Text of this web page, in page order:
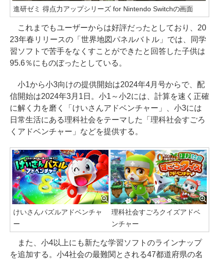
進研ゼミ 得点力アップシリーズ for Nintendo Switchの画面
これまでもユーザーからは好評だったとしており、20
23年春リリースの「世界地図パネルバトル」では、同学
習ソフトで苦手をなくすことができたと回答した子供は
95.6％にものぼったとしている。
小1から小3向けの提供開始は2024年4月号からで、配
信開始は2024年3月1日。小1～小2には、計算を速く正確
に解く力を磨く「けいさんアドベンチャー」、小3には
日常生活にある理科社会をテーマした「理科社会すごろ
くアドベンチャー」などを提供する。
けいさんパズルアドベンチャ
ー
理科社会すごろクイズアドベ
ンチャー
また、小4以上にも新たな学習ソフトのラインナップ
を追加する。小4社会の最難関とされる47都道府県の名